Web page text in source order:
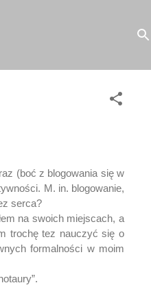
(boć z blogowania się w
M. in. blogowanie,
serca?
na swoich miejscach, a
trochę tez nauczyć się o
formalności w moim